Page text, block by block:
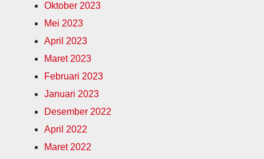
Oktober 2023
Mei 2023
April 2023
Maret 2023
Februari 2023
Januari 2023
Desember 2022
April 2022
Maret 2022